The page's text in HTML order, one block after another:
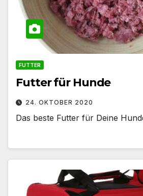
FUTTER
Futter für Hunde
24. OKTOBER 2020
Das beste Futter für Deine